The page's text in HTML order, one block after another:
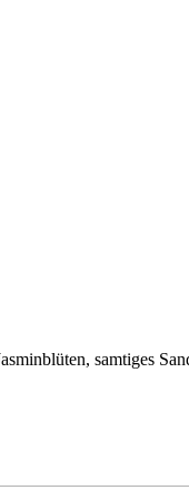
samtiges